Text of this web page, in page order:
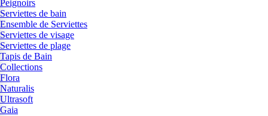
Peignoirs
Serviettes de bain
Ensemble de Serviettes
Serviettes de visage
Serviettes de plage
Tapis de Bain
Collections
Flora
Naturalis
Ultrasoft
Gaia